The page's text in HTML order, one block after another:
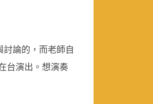
論的，而老師自
台演出。想演奏